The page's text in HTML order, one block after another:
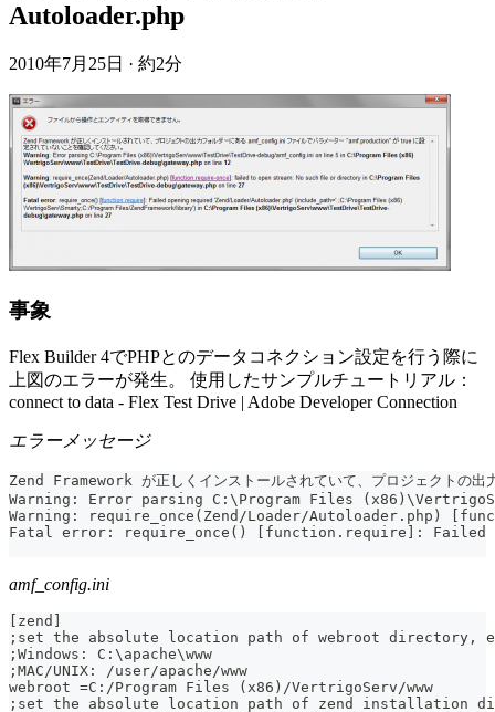
Autoloader.php
2010年7月25日 · 約2分
事象
Flex Builder 4でPHPとのデータコネクション設定を行う際に
上図のエラーが発生。 使用したサンプルチュートリアル：
connect to data - Flex Test Drive | Adobe Developer Connection
エラーメッセージ
Zend Framework が正しくインストールされていて、プロジェク
Warning: Error parsing C:\Program Files
Warning: require_once(Zend/Loader/Autoloader.php)
Fatal error: require_once() [function.require]: Failed
amf_config.ini
[zend]
;set the absolute location path of webroot directory,
;Windows: C:\apache\www
;MAC/UNIX: /user/apache/www
webroot =C:/Program Files (x86)/VertrigoServ/www
;set the absolute location path of zend installation